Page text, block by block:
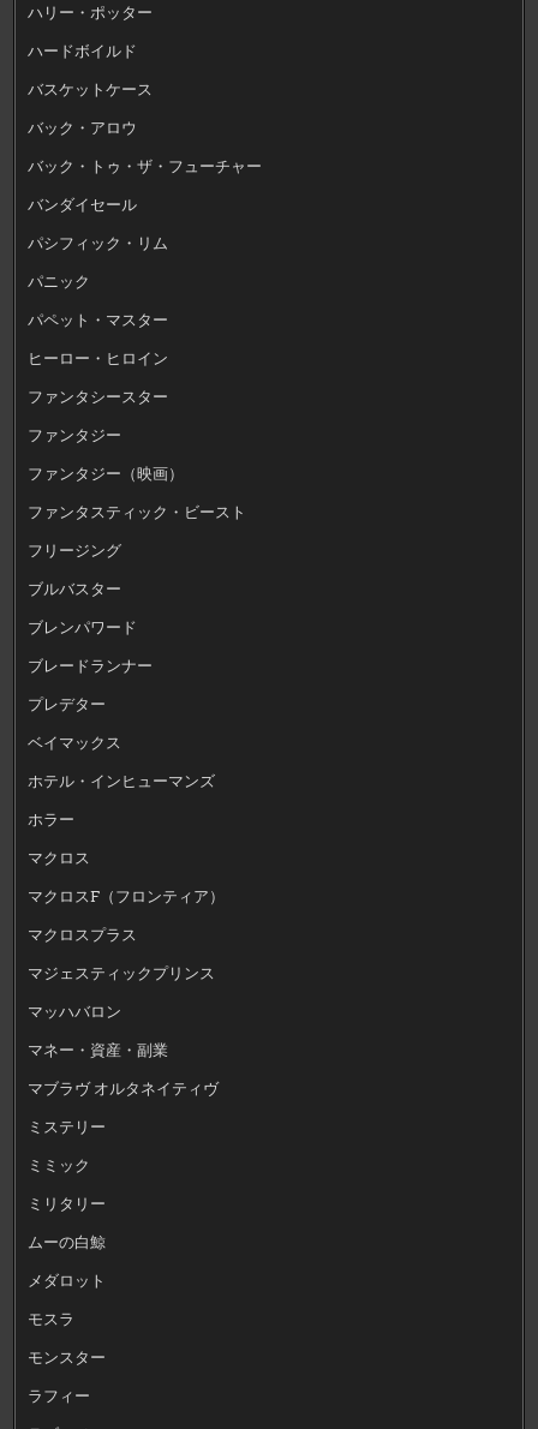
ハリー・ポッター
ハードボイルド
バスケットケース
バック・アロウ
バック・トゥ・ザ・フューチャー
バンダイセール
パシフィック・リム
パニック
パペット・マスター
ヒーロー・ヒロイン
ファンタシースター
ファンタジー
ファンタジー（映画）
ファンタスティック・ビースト
フリージング
ブルバスター
ブレンパワード
ブレードランナー
プレデター
ベイマックス
ホテル・インヒューマンズ
ホラー
マクロス
マクロスF（フロンティア）
マクロスプラス
マジェスティックプリンス
マッハバロン
マネー・資産・副業
マブラヴ オルタネイティヴ
ミステリー
ミミック
ミリタリー
ムーの白鯨
メダロット
モスラ
モンスター
ラフィー